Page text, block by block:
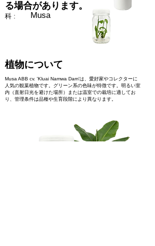
る場合があります。
科 : Musa
植物について
Musa ABB cv. 'Kluai Namwa Dam'は、愛好家やコレクターに
人気の観葉植物です。グリーン系の色味が特徴です。明るい室
内（直射日光を避けた場所）または温室での栽培に適してお
り、管理条件は品種や生育段階により異なります。